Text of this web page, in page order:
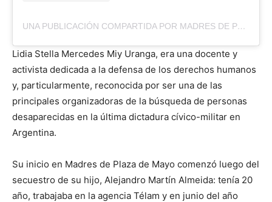
UNA PUBLICACIÓN COMPARTIDA POR MADRES DE PLAZA DE MAYO- LÍNEA FUNDADORA (@MADRESPLAZADEMAYO.LF)
Lidia Stella Mercedes Miy Uranga, era una docente y
activista dedicada a la defensa de los derechos humanos
y, particularmente, reconocida por ser una de las
principales organizadoras de la búsqueda de personas
desaparecidas en la última dictadura cívico-militar en
Argentina.
Su inicio en Madres de Plaza de Mayo comenzó luego del
secuestro de su hijo, Alejandro Martín Almeida: tenía 20
año, trabajaba en la agencia Télam y en junio del año